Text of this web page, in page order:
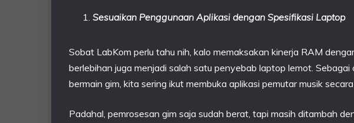
Sesuaikan Penggunaan Aplikasi dengan Spesifikasi Laptop
Sobat LabKom perlu tahu nih, kalo memaksakan kinerja RAM
berlebihan juga menjadi salah satu penyebab laptop lemot.
bermain gim, kita sering ikut membuka aplikasi pemutar musik
Padahal, pemrosesan gim saja sudah berat, tapi masih ditambah